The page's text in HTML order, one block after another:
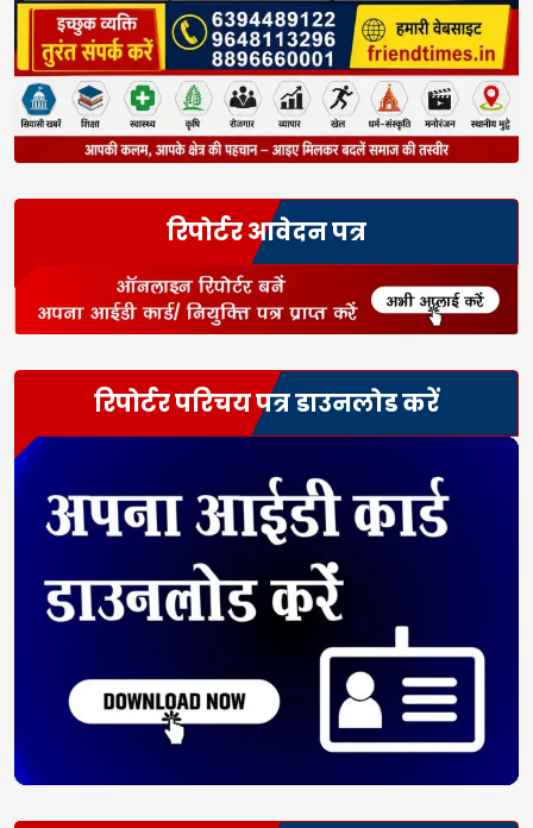
रिपोर्टर आवेदन पत्र
रिपोर्टर परिचय पत्र डाउनलोड करें